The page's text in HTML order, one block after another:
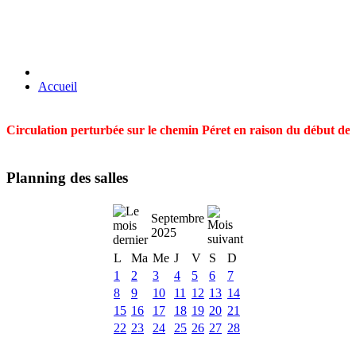
Accueil
Circulation perturbée sur le chemin Péret en raison du début
Planning des salles
Septembre
2025
L
Ma Me J V S
D
1
2 3 4 5 6
7
8
9 10 11 12 13 14
15 16 17 18 19 20 21
22 23 24 25 26 27 28